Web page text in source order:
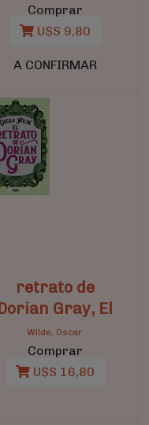
Comprar
U$S 9,80
A CONFIRMAR
retrato de
Dorian Gray, El
Wilde, Oscar
Comprar
U$S 16,80